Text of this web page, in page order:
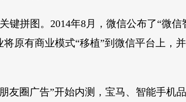
键拼图。2014年8月，微信公布了“微
原有商业模式“移植”到微信平台上，
友圈广告”开始内测，宝马、智能手